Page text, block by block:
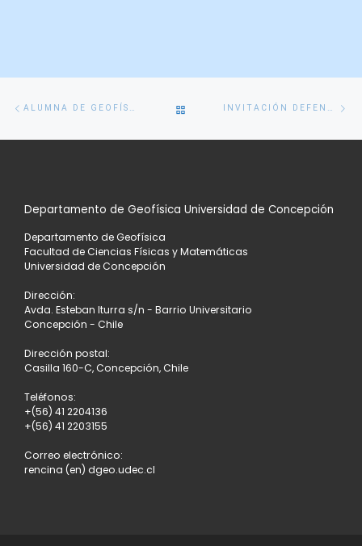
Navegación
de
entradas
Entrada
ALUMNA DE GEOFÍSICA OBTIENE NUEVAMENTE BECA IMO VOLVER
A
LISTA
INVITACIÓN DEFENSA DE HABILITACIÓN PROFESIONAL
Departamento de Geofísica Universidad de Concepción
Departamento de Geofísica
Facultad de Ciencias Físicas y Matemáticas
Universidad de Concepción
Dirección:
Avda. Esteban Iturra s/n - Barrio Universitario
Concepción - Chile
Dirección postal:
Casilla 160-C, Concepción, Chile
Teléfonos:
+(56) 41 2204136
+(56) 41 2203155
Correo electrónico:
rencina (en) dgeo.udec.cl